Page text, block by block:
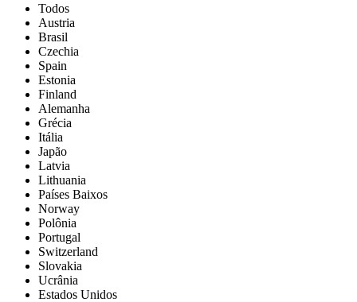
Todos
Austria
Brasil
Czechia
Spain
Estonia
Finland
Alemanha
Grécia
Itália
Japão
Latvia
Lithuania
Países Baixos
Norway
Polônia
Portugal
Switzerland
Slovakia
Ucrânia
Estados Unidos